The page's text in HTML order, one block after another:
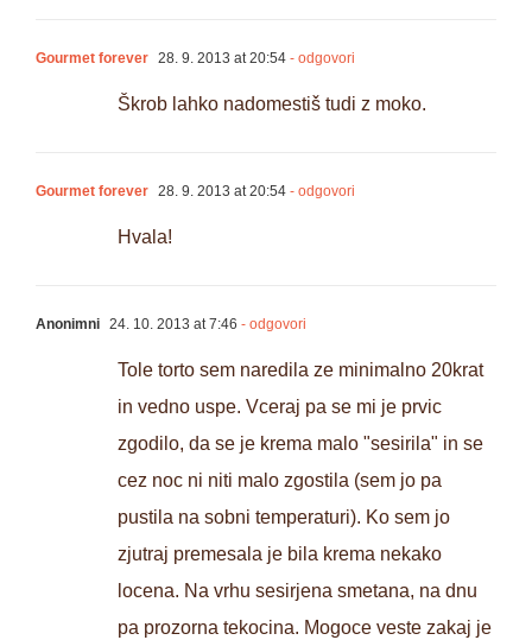
Gourmet forever 28. 9. 2013 at 20:54 - odgovori
Škrob lahko nadomestiš tudi z moko.
Gourmet forever 28. 9. 2013 at 20:54 - odgovori
Hvala!
Anonimni 24. 10. 2013 at 7:46 - odgovori
Tole torto sem naredila ze minimalno 20krat
in vedno uspe. Vceraj pa se mi je prvic
zgodilo, da se je krema malo "sesirila" in se
cez noc ni niti malo zgostila (sem jo pa
pustila na sobni temperaturi). Ko sem jo
zjutraj premesala je bila krema nekako
locena. Na vrhu sesirjena smetana, na dnu
pa prozorna tekocina. Mogoce veste zakaj je